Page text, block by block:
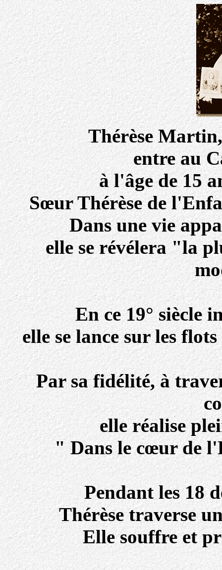
Thérèse
entre au
à l'âge de 15
Sœur Thérèse de
Dans une vie
elle se révélera "la
En ce 19° siècle
elle se lance sur les
Par sa fidélité, à
elle réalise
" Dans le cœur de
Pendant les 18
Thérèse traverse
Elle souffre et